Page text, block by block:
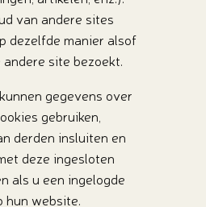
van andere sites
dezelfde manier alsof
andere site bezoekt.
gegevens over
gebruiken,
derden insluiten en
deze ingesloten
als u een ingelogde
hun website.